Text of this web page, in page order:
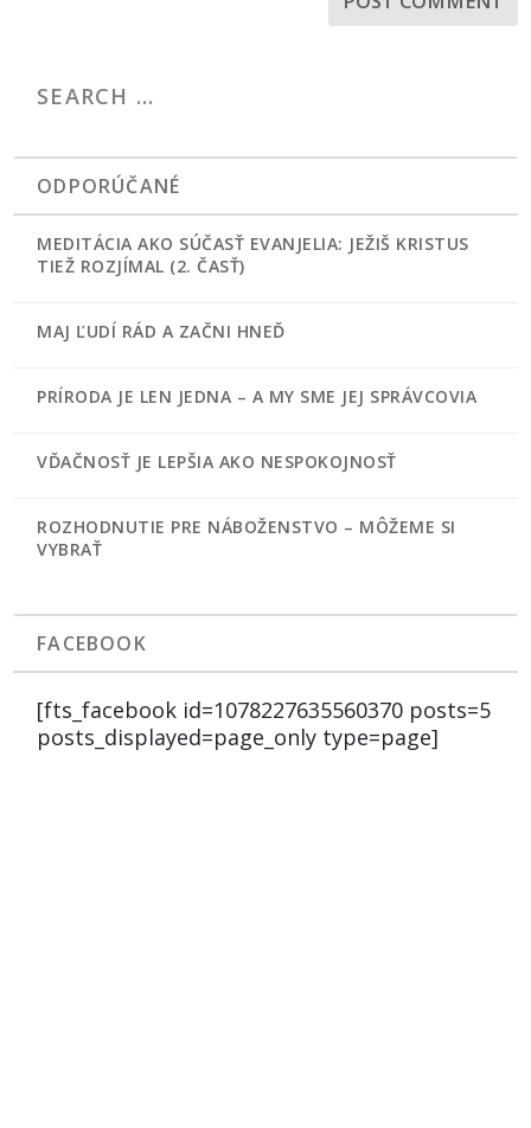
ODPORÚČANÉ
MEDITÁCIA AKO SÚČASŤ EVANJELIA: JEŽIŠ KRISTUS
TIEŽ ROZJÍMAL (2. ČASŤ)
MAJ ĽUDÍ RÁD A ZAČNI HNEĎ
PRÍRODA JE LEN JEDNA – A MY SME JEJ SPRÁVCOVIA
VĎAČNOSŤ JE LEPŠIA AKO NESPOKOJNOSŤ
ROZHODNUTIE PRE NÁBOŽENSTVO – MÔŽEME SI
VYBRAŤ
FACEBOOK
[fts_facebook id=1078227635560370 posts=5
posts_displayed=page_only type=page]